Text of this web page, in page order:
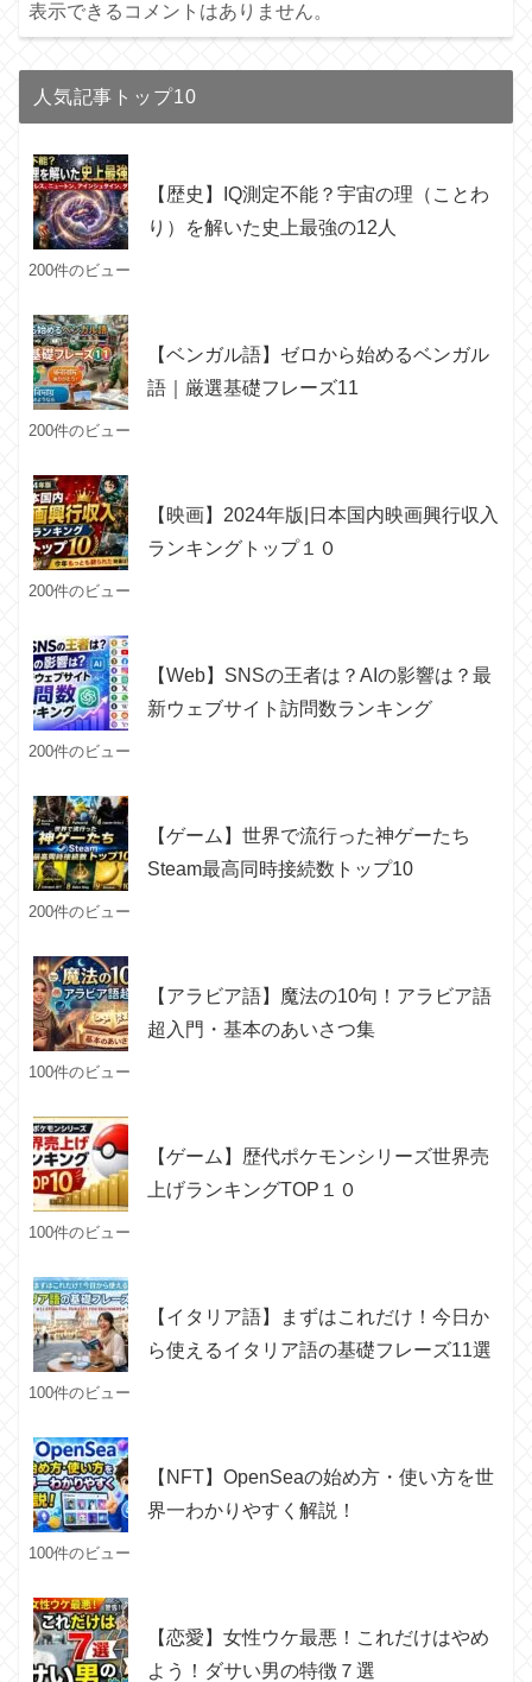
表示できるコメントはありません。
人気記事トップ10
【歴史】IQ測定不能？宇宙の理（ことわ
り）を解いた史上最強の12人
200件のビュー
【ベンガル語】ゼロから始めるベンガル
語｜厳選基礎フレーズ11
200件のビュー
【映画】2024年版|日本国内映画興行収入
ランキングトップ１０
200件のビュー
【Web】SNSの王者は？AIの影響は？最
新ウェブサイト訪問数ランキング
200件のビュー
【ゲーム】世界で流行った神ゲーたち
Steam最高同時接続数トップ10
200件のビュー
【アラビア語】魔法の10句！アラビア語
超入門・基本のあいさつ集
100件のビュー
【ゲーム】歴代ポケモンシリーズ世界売
上げランキングTOP１０
100件のビュー
【イタリア語】まずはこれだけ！今日か
ら使えるイタリア語の基礎フレーズ11選
100件のビュー
【NFT】OpenSeaの始め方・使い方を世
界一わかりやすく解説！
100件のビュー
【恋愛】女性ウケ最悪！これだけはやめ
よう！ダサい男の特徴７選